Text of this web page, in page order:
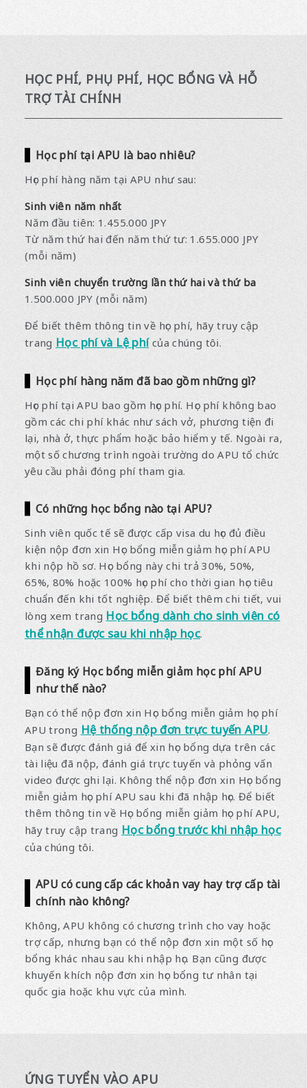
HỌC PHÍ, PHỤ PHÍ, HỌC BỔNG VÀ HỖ
TRỢ TÀI CHÍNH
Học phí tại APU là bao nhiêu?
Học phí hàng năm tại APU như sau:
Sinh viên năm nhất
Năm đầu tiên: 1.455.000 JPY
Từ năm thứ hai đến năm thứ tư: 1.655.000 JPY
(mỗi năm)
Sinh viên chuyển trường lần thứ hai và thứ ba
1.500.000 JPY (mỗi năm)
Để biết thêm thông tin về học phí, hãy truy cập
trang Học phí và Lệ phícủa chúng tôi.
Học phí hàng năm đã bao gồm những gì?
Học phí tại APU bao gồm học phí. Học phí không bao
gồm các chi phí khác như sách vở, phương tiện đi
lại, nhà ở, thực phẩm hoặc bảo hiểm y tế. Ngoài ra,
một số chương trình ngoài trường do APU tổ chức
yêu cầu phải đóng phí tham gia.
Có những học bổng nào tại APU?
Sinh viên quốc tế sẽ được cấp visa du học đủ điều
kiện nộp đơn xin Học bổng miễn giảm học phí APU
khi nộp hồ sơ. Học bổng này chi trả 30%, 50%,
65%, 80% hoặc 100% học phí cho thời gian học tiêu
chuẩn đến khi tốt nghiệp. Để biết thêm chi tiết, vui
lòng xem trang Học bổng dành cho sinh viên có
thể nhận được sau khi nhập học.
Đăng ký Học bổng miễn giảm học phí APU
như thế nào?
Bạn có thể nộp đơn xin Học bổng miễn giảm học phí
APU trong Hệ thống nộp đơn trực tuyến APU.
Bạn sẽ được đánh giá để xin học bổng dựa trên các
tài liệu đã nộp, đánh giá trực tuyến và phỏng vấn
video được ghi lại. Không thể nộp đơn xin Học bổng
miễn giảm học phí APU sau khi đã nhập học. Để biết
thêm thông tin về Học bổng miễn giảm học phí APU,
hãy truy cập trang Học bổng trước khi nhập học
của chúng tôi.
APU có cung cấp các khoản vay hay trợ cấp tài
chính nào không?
Không, APU không có chương trình cho vay hoặc
trợ cấp, nhưng bạn có thể nộp đơn xin một số học
bổng khác nhau sau khi nhập học. Bạn cũng được
khuyến khích nộp đơn xin học bổng tư nhân tại
quốc gia hoặc khu vực của mình.
ỨNG TUYỂN VÀO APU